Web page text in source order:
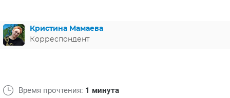
Кристина Мамаева
Корреспондент
Время прочтения: 1 минута